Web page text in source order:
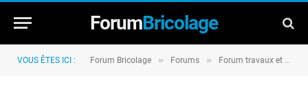
ForumBricolage
VOUS ÊTES ICI : Forum Bricolage » Forums » Forum travaux et rénovation